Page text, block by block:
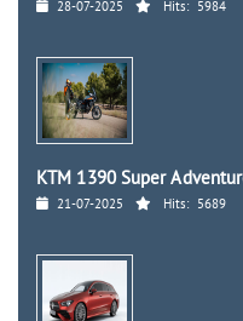
28-07-2025 Hits: 5984
KTM 1390 Super
21-07-2025 Hits: 5689